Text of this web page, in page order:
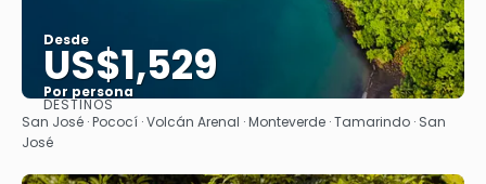
Desde
US$1,529
Por persona
Ver
DESTINOS
San José · Pococí · Volcán Arenal · Monteverde · Tamarindo · San
José